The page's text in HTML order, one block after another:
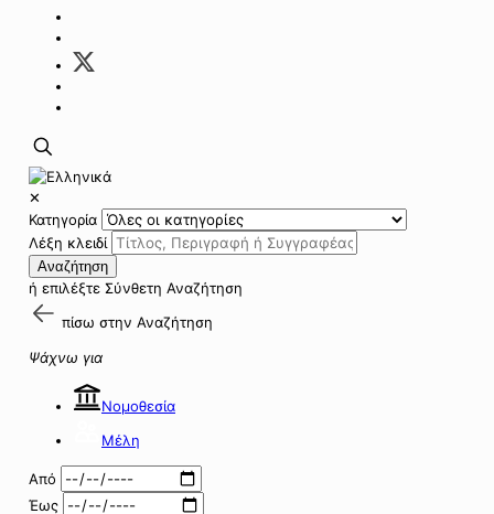
✕
Κατηγορία
Λέξη κλειδί
Αναζήτηση
ή επιλέξτε Σύνθετη Αναζήτηση
πίσω στην Αναζήτηση
Ψάχνω για
Νομοθεσία
Μέλη
Από
Έως